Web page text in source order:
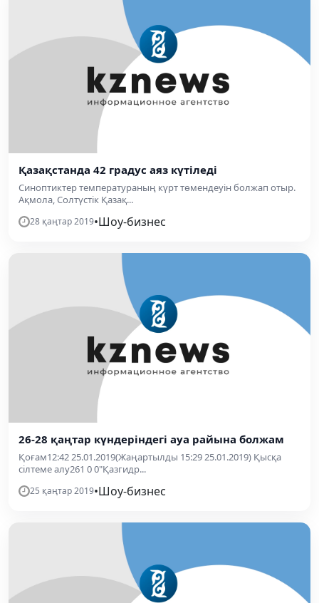
Қазақстанда 42 градус аяз күтіледі
Синоптиктер температураның күрт төмендеуін болжап отыр.
Ақмола, Солтүстік Қазақ...
28 қаңтар 2019•Шоу-бизнес
26-28 қаңтар күндеріндегі ауа райына болжам
Қоғам12:42 25.01.2019(Жаңартылды 15:29 25.01.2019) Қысқа
сілтеме алу261 0 0"Қазгидр...
25 қаңтар 2019•Шоу-бизнес